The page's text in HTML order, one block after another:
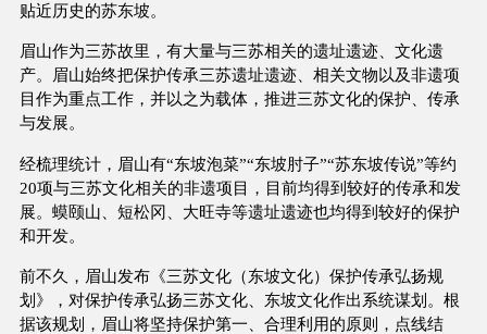
贴近历史的苏东坡。
眉山作为三苏故里，有大量与三苏相关的遗址遗迹、文化遗
产。眉山始终把保护传承三苏遗址遗迹、相关文物以及非遗项
目作为重点工作，并以之为载体，推进三苏文化的保护、传承
与发展。
经梳理统计，眉山有“东坡泡菜”“东坡肘子”“苏东坡传说”等约
20项与三苏文化相关的非遗项目，目前均得到较好的传承和发
展。蟆颐山、短松冈、大旺寺等遗址遗迹也均得到较好的保护
和开发。
前不久，眉山发布《三苏文化（东坡文化）保护传承弘扬规
划》，对保护传承弘扬三苏文化、东坡文化作出系统谋划。根
据该规划，眉山将坚持保护第一、合理利用的原则，点线结